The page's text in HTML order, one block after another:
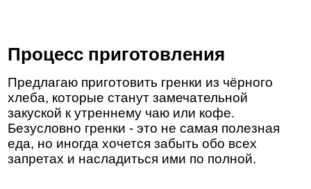
Процесс приготовления
Предлагаю приготовить гренки из чёрного
хлеба, которые станут замечательной
закуской к утреннему чаю или кофе.
Безусловно гренки - это не самая полезная
еда, но иногда хочется забыть обо всех
запретах и насладиться ими по полной.